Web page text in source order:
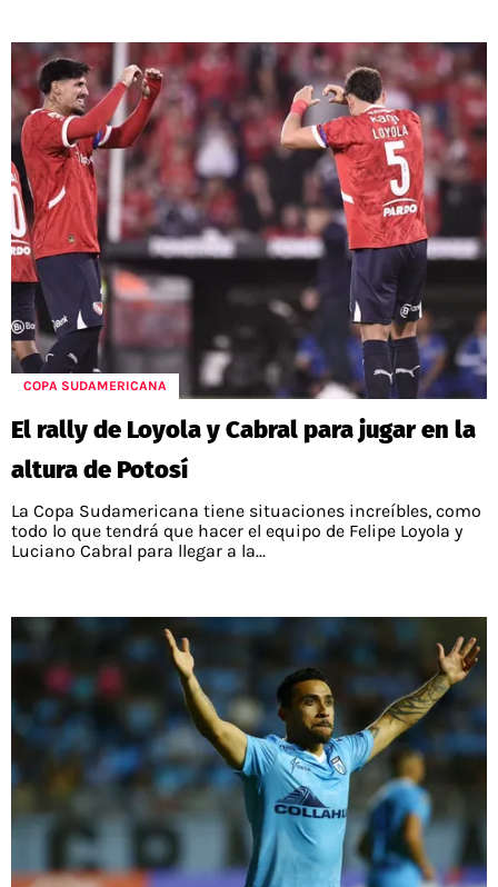
COPA SUDAMERICANA
El rally de Loyola y Cabral para jugar en la
altura de Potosí
La Copa Sudamericana tiene situaciones increíbles, como
todo lo que tendrá que hacer el equipo de Felipe Loyola y
Luciano Cabral para llegar a la...